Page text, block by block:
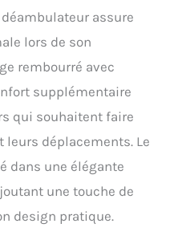
assure
lors de son
rembourré avec
supplémentaire
qui souhaitent faire
leurs déplacements. Le
dans une élégante
une touche de
design pratique.